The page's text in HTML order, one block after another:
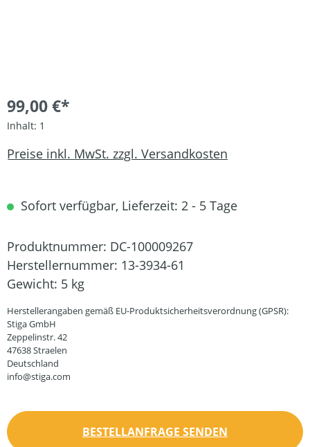
99,00 €*
Inhalt: 1
Preise inkl. MwSt. zzgl. Versandkosten
Sofort verfügbar, Lieferzeit: 2 - 5 Tage
Produktnummer: DC-100009267
Herstellernummer: 13-3934-61
Gewicht: 5 kg
Herstellerangaben gemäß EU-Produktsicherheitsverordnung (GPSR):
Stiga GmbH
Zeppelinstr. 42
47638 Straelen
Deutschland
info@stiga.com
BESTELLANFRAGE SENDEN